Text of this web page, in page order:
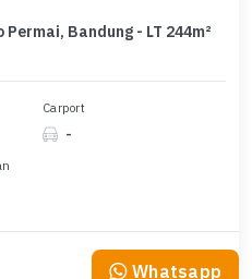
Bandung - LT 244m²
Carport
-
Whatsapp